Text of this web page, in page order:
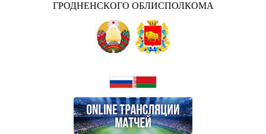
ГРОДНЕНСКОГО ОБЛИСПОЛКОМА